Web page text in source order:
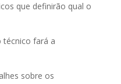
que definirão qual o
técnico fará a
sobre os